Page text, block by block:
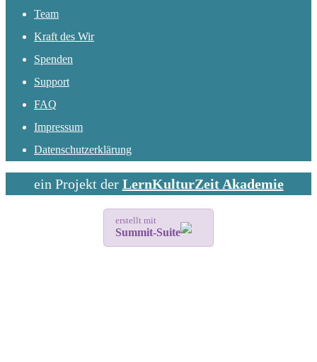
Team
Kraft des Wir
Spenden
Support
FAQ
Impressum
Datenschutzerklärung
ein Projekt der LernKulturZeit Akademie
erstellt mit
Summit-Suite